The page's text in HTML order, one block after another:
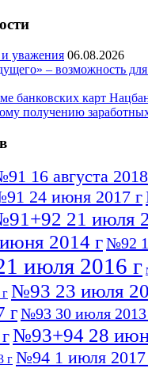
уважения 06.08.2026
– возможность
банковских карт
получению
16 августа
24 июня 2017 г
21 июля
2014 г№92
июля 2016 г
№93 23 июля
г№93 30 июля 2013
№93+94 28
г №94 1 июля 2017